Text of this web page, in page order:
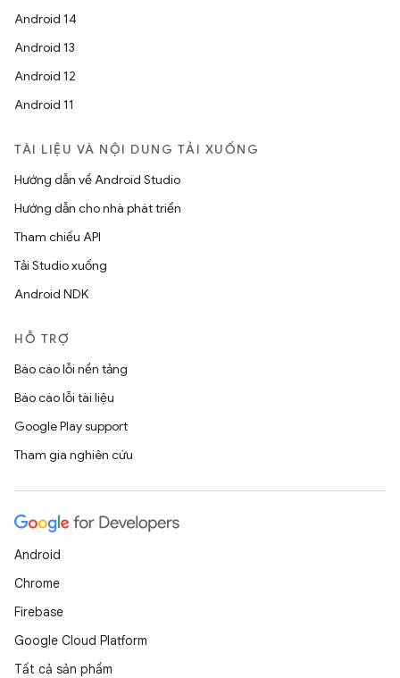
Android 14
Android 13
Android 12
Android 11
TÀI LIỆU VÀ NỘI DUNG TẢI XUỐNG
Hướng dẫn về Android Studio
Hướng dẫn cho nhà phát triển
Tham chiếu API
Tải Studio xuống
Android NDK
HỖ TRỢ
Báo cáo lỗi nền tảng
Báo cáo lỗi tài liệu
Google Play support
Tham gia nghiên cứu
Android
Chrome
Firebase
Google Cloud Platform
Tất cả sản phẩm